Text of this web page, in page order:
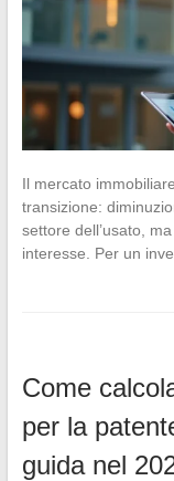
Il mercato
transizione:
settore dell’usato,
interesse. Per un
Come
per la
guida nel